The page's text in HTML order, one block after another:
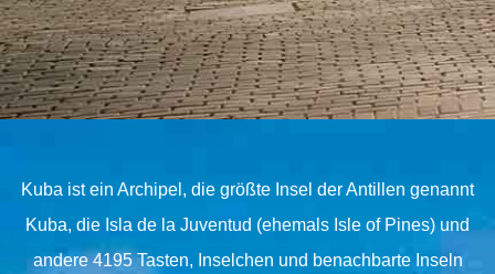
Kuba ist ein Archipel, die größte Insel der Antillen genannt
Kuba, die Isla de la Juventud (ehemals Isle of Pines) und
andere 4195 Tasten, Inselchen und benachbarte Inseln